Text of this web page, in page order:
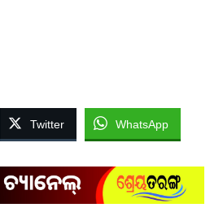
Twitter WhatsApp